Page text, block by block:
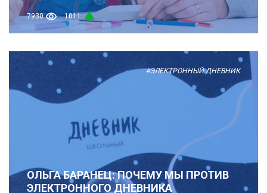
7930 1011
#ЭЛЕКТРОННЫЙ ДНЕВНИК
ОЛЬГА БАРАНЕЦ: ПОЧЕМУ МЫ ПРОТИВ
ЭЛЕКТРОННОГО ДНЕВНИКА